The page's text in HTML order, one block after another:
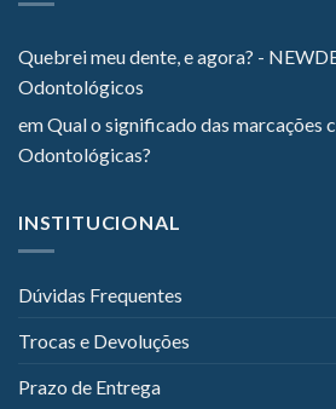
Quebrei meu dente, e agora? -
Odontológicos
emQual o significado das marcações
Odontológicas?
INSTITUCIONAL
Dúvidas Frequentes
Trocas e Devoluções
Prazo de Entrega